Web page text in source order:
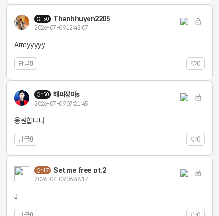
50 Thanhhuyen2205
2026-07-09 12:42:07
Armyyyyy
답글0 0
50 해피장미s
2026-07-09 07:21:45
응원합니다
답글0 0
17 Set me free pt.2
2026-07-09 06:48:17
J